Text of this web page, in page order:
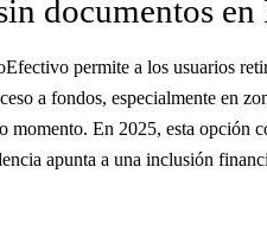
documentos
permite a los usuarios
a fondos, especialmente en
momento. En 2025, esta opción
apunta a una inclusión